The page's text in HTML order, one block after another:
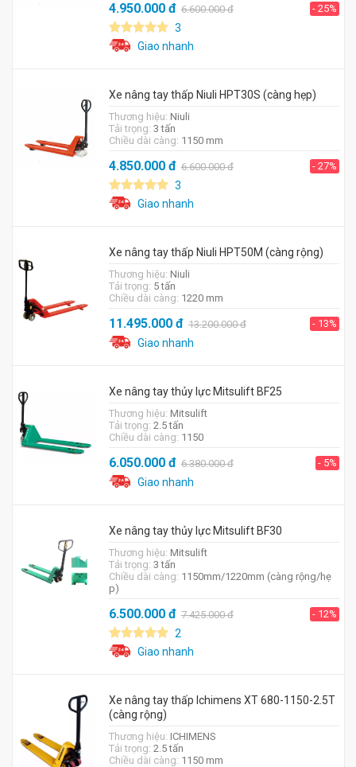
4.950.000đ 6.600.000đ - 25%
3
Giao nhanh
Xe nâng tay thấp Niuli HPT30S (càng hẹp)
Thương hiệu: Niuli
Tải trọng: 3 tấn
Chiều dài càng: 1150 mm
4.850.000đ 6.600.000đ - 27%
3
Giao nhanh
Xe nâng tay thấp Niuli HPT50M (càng rộng)
Thương hiệu: Niuli
Tải trọng: 5 tấn
Chiều dài càng: 1220 mm
11.495.000đ 13.200.000đ - 13%
Giao nhanh
Xe nâng tay thủy lực Mitsulift BF25
Thương hiệu: Mitsulift
Tải trọng: 2.5 tấn
Chiều dài càng: 1150
6.050.000đ 6.380.000đ - 5%
Giao nhanh
Xe nâng tay thủy lực Mitsulift BF30
Thương hiệu: Mitsulift
Tải trọng: 3 tấn
Chiều dài càng: 1150mm/1220mm (càng rộng/hẹ
p)
6.500.000đ 7.425.000đ - 12%
2
Giao nhanh
Xe nâng tay thấp Ichimens XT 680-1150-2.5T
(càng rộng)
Thương hiệu: ICHIMENS
Tải trọng: 2.5 tấn
Chiều dài càng: 1150 mm